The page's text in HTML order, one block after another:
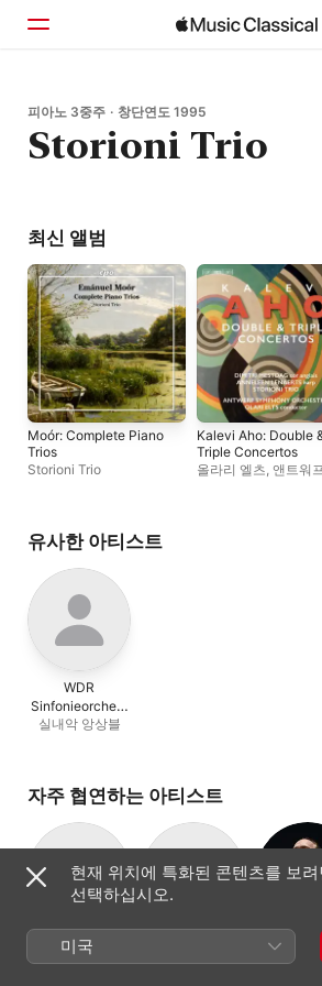
홈
둘러보기
피아노 3중주 · 창단연도 1995
Storioni Trio
최신 앨범
Moór: Complete Piano
Trios
Storioni Trio
Kalevi Aho: Double
Triple Concertos
올라리 엘츠, 앤트워
유사한 아티스트
WDR
Sinfonieorchest
er Köln Chamber
실내악 앙상블
자주 협연하는 아티스트
Georgisches
Kammerorchest
Symphony
얀 빌렘 데
지휘자, 바
현재 위치에 특화된 콘텐츠를 보
선택하십시오.
미국